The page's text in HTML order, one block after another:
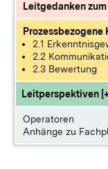
Leitgedanken
Prozessbezogene
2.1
2.2
2.3 Bewertung
Leitperspektiven
Operatoren
Anhänge zu